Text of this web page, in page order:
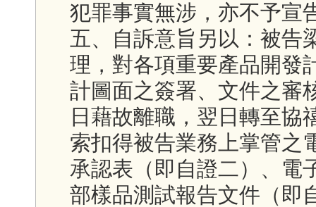
犯罪事實無涉，亦不予宣
五、自訴意旨另以：被告
理，對各項重要產品開發
計圖面之簽署、文件之審
日藉故離職，翌日轉至協
索扣得被告業務上掌管之
承認表（即自證二）、電
部樣品測試報告文件（即